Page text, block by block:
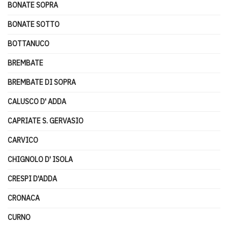
BONATE SOPRA
BONATE SOTTO
BOTTANUCO
BREMBATE
BREMBATE DI SOPRA
CALUSCO D' ADDA
CAPRIATE S. GERVASIO
CARVICO
CHIGNOLO D' ISOLA
CRESPI D'ADDA
CRONACA
CURNO